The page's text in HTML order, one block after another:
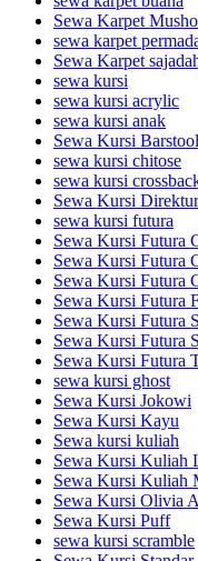
Sewa Karpet
sewa karpet
Sewa Karpet
sewa kursi
sewa kursi acrylic
sewa kursi anak
Sewa Kursi Barstool
sewa kursi chitose
sewa kursi
Sewa Kursi Direktur
sewa kursi futura
Sewa Kursi Futura
Sewa Kursi Futura
Sewa Kursi Futura
Sewa Kursi Futura
Sewa Kursi Futura
Sewa Kursi Futura
Sewa Kursi Futura
sewa kursi ghost
Sewa Kursi Jokowi
Sewa Kursi Kayu
Sewa kursi kuliah
Sewa Kursi Kuliah
Sewa Kursi Kuliah
Sewa Kursi Olivia
Sewa Kursi Puff
sewa kursi scramble